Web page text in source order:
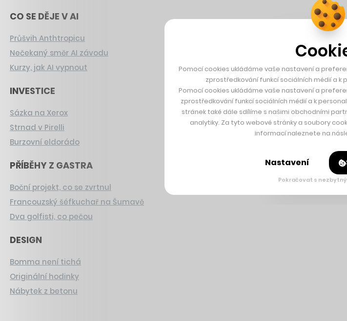
CO SE DĚJE V AI
Průšvih Anthtropicu
Nečekaný směr AI závodu
Kurzy, jak AI vypnout
INVESTICE
Sázka na Xerox
Strnad v Pirelli
Burzovní eldorádo
PŘÍBĚHY Z GASTRA
Boční projekt, co se zvrtnul
Francouzský šéfkuchař na Šumavě
Dva golfisti, co pečou
DESIGN
Bomma není tichá
Originální hodinky
Nábytek z betonu
Pomocí cookies ukládáme vaše nastavení a
zprostředkování funkcí sociálních médií a k
Pomocí cookies ukládáme vaše nastavení a
zprostředkování funkcí sociálních médií a k
stránek také dále sdílíme s našimi obchodními
analytiky. Za tyto webové stránky a soubory
informací naleznete na
Nastavení
Pokračovat s